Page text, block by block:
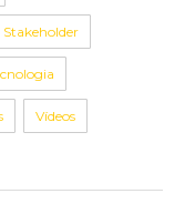
Stakeholder
Vídeos